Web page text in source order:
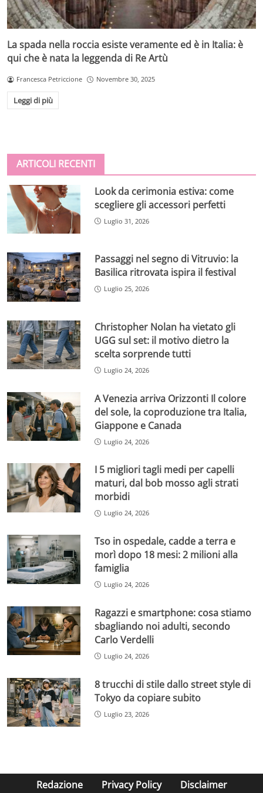
La spada nella roccia esiste veramente ed è in Italia: è
qui che è nata la leggenda di Re Artù
Francesca Petriccione Novembre 30, 2025
Leggi di più
ARTICOLI RECENTI
Look da cerimonia estiva: come
scegliere gli accessori perfetti
Luglio 31, 2026
Passaggi nel segno di Vitruvio: la
Basilica ritrovata ispira il festival
Luglio 25, 2026
Christopher Nolan ha vietato gli
UGG sul set: il motivo dietro la
scelta sorprende tutti
Luglio 24, 2026
A Venezia arriva Orizzonti Il colore
del sole, la coproduzione tra Italia,
Giappone e Canada
Luglio 24, 2026
I 5 migliori tagli medi per capelli
maturi, dal bob mosso agli strati
morbidi
Luglio 24, 2026
Tso in ospedale, cadde a terra e
morì dopo 18 mesi: 2 milioni alla
famiglia
Luglio 24, 2026
Ragazzi e smartphone: cosa stiamo
sbagliando noi adulti, secondo
Carlo Verdelli
Luglio 24, 2026
8 trucchi di stile dallo street style di
Tokyo da copiare subito
Luglio 23, 2026
Redazione Privacy Policy Disclaimer